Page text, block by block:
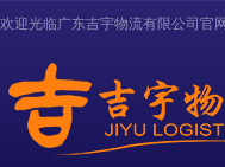
欢迎光临广东吉宇物流有限公司官网